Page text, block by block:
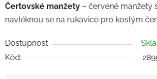
Čertovské manžety – červené manžety
navléknou se na rukavice pro kostým
Dostupnost
Kód: